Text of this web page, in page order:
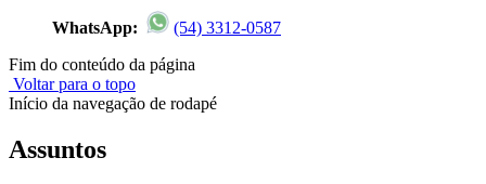
WhatsApp:
(54) 3312-0587
Fim do conteúdo da página
Voltar para o topo
Início da navegação de rodapé
Assuntos